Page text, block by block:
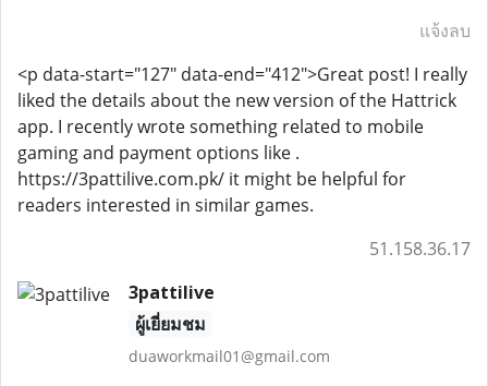
แจ้งลบ
<p data-start="127" data-end="412">Great post! I really
liked the details about the new version of the Hattrick
app. I recently wrote something related to mobile
gaming and payment options like .
https://3pattilive.com.pk/ it might be helpful for
readers interested in similar games.
51.158.36.17
3pattilive
ผู้เยี่ยมชม
duaworkmail01@gmail.com